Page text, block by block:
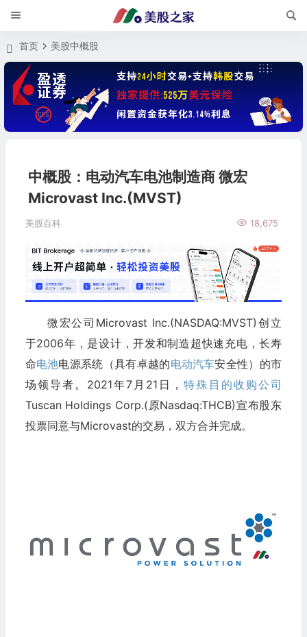
首页 美股中概股
中概股：电动汽车电池制造商 微宏
Microvast Inc.(MVST)
美股百科 18,675
微宏公司Microvast Inc.(NASDAQ:MVST)创立
于2006年，是设计，开发和制造超快速充电，长寿
命电池电源系统（具有卓越的电动汽车安全性）的市
场领导者。2021年7月21日，特殊目的收购公司
Tuscan Holdings Corp.(原Nasdaq:THCB)宣布股东
投票同意与Microvast的交易，双方合并完成。